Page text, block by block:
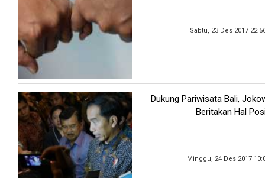
Sabtu, 23 Des 2017
Dukung Pariwisata Bali,
Beritakan Hal
Minggu, 24 Des 2017